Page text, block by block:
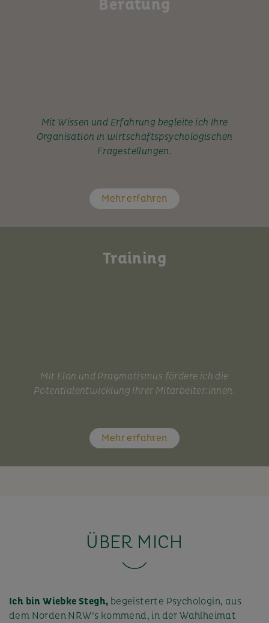
Beratung
Mit Wissen und Erfahrung begleite ich Ihre
Organisation in wirtschaftspsychologischen
Fragestellungen.
Mehr erfahren
Training
Mit Elan und Pragmatismus fördere ich die
Potentialentwicklung Ihrer Mitarbeiter:innen.
Mehr erfahren
ÜBER MICH
Ich bin Wiebke Stegh, begeisterte Psychologin, aus
dem Norden NRW‘s kommend, in der Wahlheimat